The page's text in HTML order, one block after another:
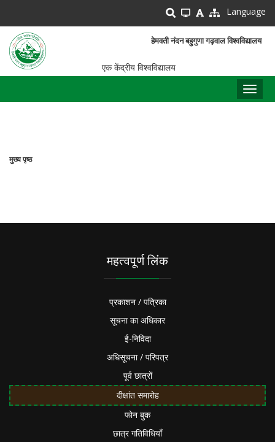
main
content
Language
हेमवती नंदन बहुगुणा गढ़वाल विश्वविद्यालय
एक केंद्रीय विश्वविद्यालय
मुख्य पृष्ठ
महत्वपूर्ण लिंक
प्रकाशन / पत्रिका
सूचना का अधिकार
ई-निविदा
अधिसूचना / परिपत्र
पूर्व छात्रों
दीक्षांत समारोह
फोन बुक
छात्र गतिविधियाँ